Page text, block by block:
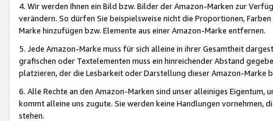
4. Wir werden Ihnen ein Bild bzw. Bilder der Amazon-Marken zur
verändern. So dürfen Sie beispielsweise nicht die Proportionen,
Marke hinzufügen bzw. Elemente aus einer Amazon-Marke entfernen.
5. Jede Amazon-Marke muss für sich alleine in ihrer Gesamtheit
grafischen oder Textelementen muss ein hinreichender Abstand
platzieren, der die Lesbarkeit oder Darstellung dieser Amazon-Marke
6. Alle Rechte an den Amazon-Marken sind unser alleiniges
kommt alleine uns zugute. Sie werden keine Handlungen vornehmen,
stehen.